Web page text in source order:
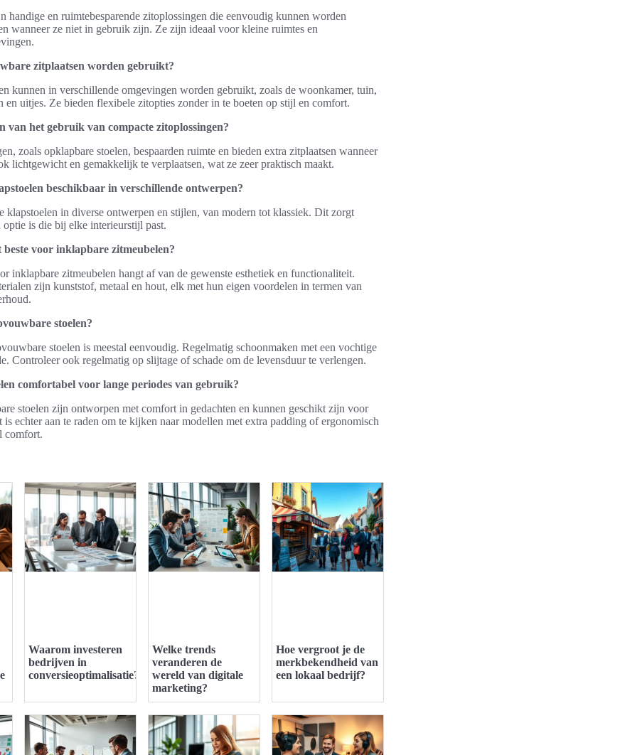
handige en ruimtebesparende zitoplossingen die eenvoudig kunnen worden
wanneer ze niet in gebruik zijn. Ze zijn ideaal voor kleine ruimtes en
zitplaatsen worden gebruikt?
kunnen in verschillende omgevingen worden gebruikt, zoals de woonkamer, tuin,
en uitjes. Ze bieden flexibele zitopties zonder in te boeten op stijl en comfort.
van het gebruik van compacte zitoplossingen?
zoals opklapbare stoelen, bespaarden ruimte en bieden extra zitplaatsen wanneer
lichtgewicht en gemakkelijk te verplaatsen, wat ze zeer praktisch maakt.
beschikbaar in verschillende ontwerpen?
klapstoelen in diverse ontwerpen en stijlen, van modern tot klassiek. Dit zorgt
is die bij elke interieurstijl past.
voor inklapbare zitmeubelen?
inklapbare zitmeubelen hangt af van de gewenste esthetiek en functionaliteit.
zijn kunststof, metaal en hout, elk met hun eigen voordelen in termen van
stoelen?
stoelen is meestal eenvoudig. Regelmatig schoonmaken met een vochtige
Controleer ook regelmatig op slijtage of schade om de levensduur te verlengen.
comfortabel voor lange periodes van gebruik?
stoelen zijn ontworpen met comfort in gedachten en kunnen geschikt zijn voor
echter aan te raden om te kijken naar modellen met extra padding of ergonomisch
comfort.
Waarom investeren
bedrijven in
conversieoptimalisatie?
Welke trends
veranderen de
wereld van digitale
marketing?
Hoe vergroot je de
merkbekendheid van
een lokaal bedrijf?